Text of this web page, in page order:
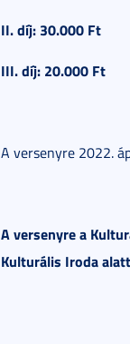
II. díj: 30.000 Ft
III. díj: 20.000 Ft
A versenyre 2022.
A versenyre a
Kulturális Iroda